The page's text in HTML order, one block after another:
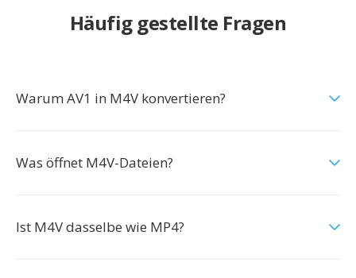
Häufig gestellte Fragen
Warum AV1 in M4V konvertieren?
Was öffnet M4V-Dateien?
Ist M4V dasselbe wie MP4?